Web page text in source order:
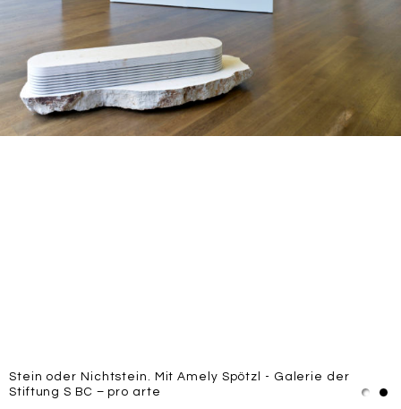
Stein oder Nichtstein. Mit Amely Spötzl - Galerie der
Stiftung S BC – pro arte